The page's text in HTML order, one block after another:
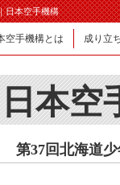
日本空手機構
空手機構とは 成り立
日本空
第37回北海道